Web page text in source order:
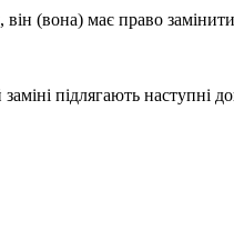
(вона) має право замінити
підлягають наступні